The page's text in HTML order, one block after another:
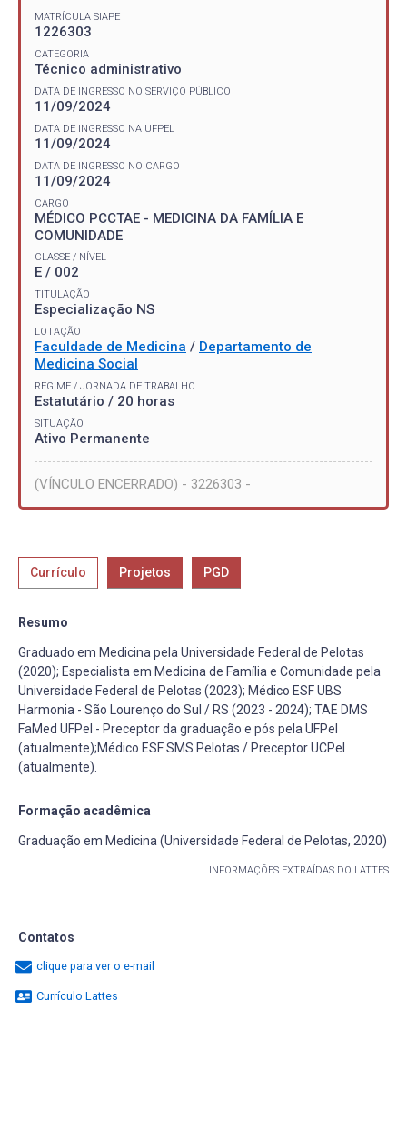
MATRÍCULA SIAPE
1226303
CATEGORIA
Técnico administrativo
DATA DE INGRESSO NO SERVIÇO PÚBLICO
11/09/2024
DATA DE INGRESSO NA UFPEL
11/09/2024
DATA DE INGRESSO NO CARGO
11/09/2024
CARGO
MÉDICO PCCTAE - MEDICINA DA FAMÍLIA E
COMUNIDADE
CLASSE / NÍVEL
E / 002
TITULAÇÃO
Especialização NS
LOTAÇÃO
Faculdade de Medicina / Departamento de
Medicina Social
REGIME / JORNADA DE TRABALHO
Estatutário / 20 horas
SITUAÇÃO
Ativo Permanente
(VÍNCULO ENCERRADO) - 3226303 -
Currículo Projetos PGD
Resumo
Graduado em Medicina pela Universidade Federal de Pelotas
(2020); Especialista em Medicina de Família e Comunidade pela
Universidade Federal de Pelotas (2023); Médico ESF UBS
Harmonia - São Lourenço do Sul / RS (2023 - 2024); TAE DMS
FaMed UFPel - Preceptor da graduação e pós pela UFPel
(atualmente);Médico ESF SMS Pelotas / Preceptor UCPel
(atualmente).
Formação acadêmica
Graduação em Medicina (Universidade Federal de Pelotas, 2020)
INFORMAÇÕES EXTRAÍDAS DO LATTES
Contatos
clique para ver o e-mail
Currículo Lattes